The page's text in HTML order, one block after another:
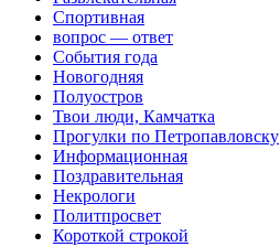
Спортивная
вопрос — ответ
События года
Новогодняя
Полуостров
Твои люди, Камчатка
Прогулки по Петропавловску
Информационная
Поздравительная
Некрологи
Политпросвет
Короткой строкой